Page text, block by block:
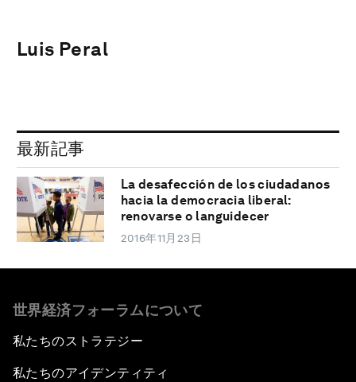
Luis Peral
最新記事
La desafección de los ciudadanos
hacia la democracia liberal:
renovarse o languidecer
2016年11月23日
世界経済フォーラムについて
私たちのストラテジー
私たちのアイデンティティ